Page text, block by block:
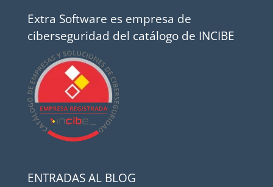
Extra Software es empresa de
ciberseguridad del catálogo de INCIBE
ENTRADAS AL BLOG